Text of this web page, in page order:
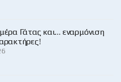
Γάτας και… εναρμόνιση